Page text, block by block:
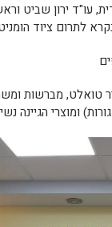
עו"ד ירון שביט
לתרום ציוד
טואלט, מברשות
ומוצרי הגיינה